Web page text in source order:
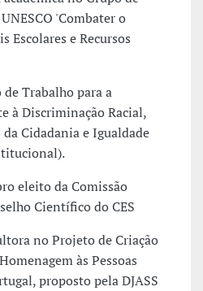
'Combater o
Escolares e Recursos
Trabalho para a
à Discriminação Racial,
da Cidadania e Igualdade
eleito da Comissão
Científico do CES
no Projeto de Criação
às Pessoas
proposto pela DJASS